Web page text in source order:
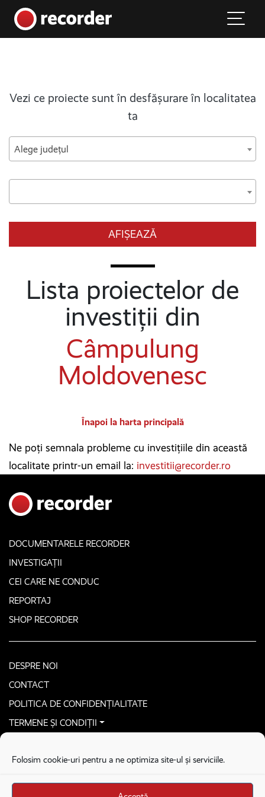
Folosim cookie-uri pentru a ne optimiza site-ul și serviciile.
Main Navigation
Vezi ce proiecte sunt în desfășurare în localitatea
ta
Alege județul
AFIȘEAZĂ
Lista proiectelor de
investiții din
Câmpulung
Moldovenesc
Înapoi la harta principală
Ne poți semnala probleme cu investițiile din această
localitate printr-un email la: investitii@recorder.ro
DOCUMENTARELE RECORDER
INVESTIGAȚII
CEI CARE NE CONDUC
REPORTAJ
SHOP RECORDER
DESPRE NOI
CONTACT
POLITICA DE CONFIDENȚIALITATE
TERMENE ȘI CONDIȚII